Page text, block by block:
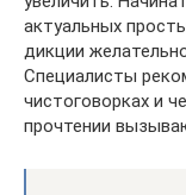
актуальных
дикции
Специалисты
чистоговорках и
прочтении